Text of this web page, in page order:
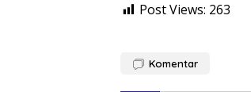
Post Views: 263
Komentar